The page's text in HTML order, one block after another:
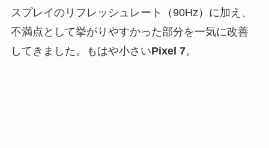
スプレイのリフレッシュレート（90Hz）に加え、
不満点として挙がりやすかった部分を一気に改善
してきました。もはや小さいPixel 7。